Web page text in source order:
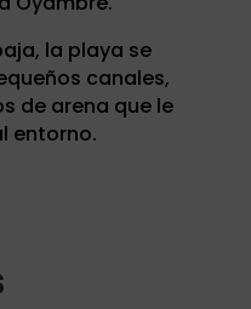
la playa se
canales,
de arena que le
entorno.